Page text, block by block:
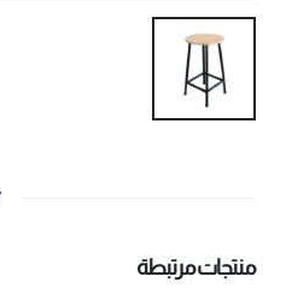
منتجات مرتبطة